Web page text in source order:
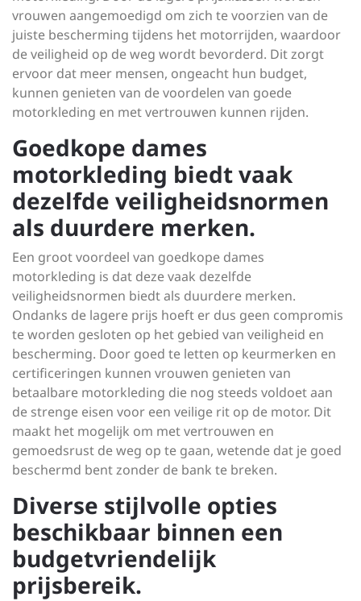
vrouwen aangemoedigd om zich te voorzien van de
juiste bescherming tijdens het motorrijden, waardoor
de veiligheid op de weg wordt bevorderd. Dit zorgt
ervoor dat meer mensen, ongeacht hun budget,
kunnen genieten van de voordelen van goede
motorkleding en met vertrouwen kunnen rijden.
Goedkope dames
motorkleding biedt vaak
dezelfde veiligheidsnormen
als duurdere merken.
Een groot voordeel van goedkope dames
motorkleding is dat deze vaak dezelfde
veiligheidsnormen biedt als duurdere merken.
Ondanks de lagere prijs hoeft er dus geen compromis
te worden gesloten op het gebied van veiligheid en
bescherming. Door goed te letten op keurmerken en
certificeringen kunnen vrouwen genieten van
betaalbare motorkleding die nog steeds voldoet aan
de strenge eisen voor een veilige rit op de motor. Dit
maakt het mogelijk om met vertrouwen en
gemoedsrust de weg op te gaan, wetende dat je goed
beschermd bent zonder de bank te breken.
Diverse stijlvolle opties
beschikbaar binnen een
budgetvriendelijk
prijsbereik.